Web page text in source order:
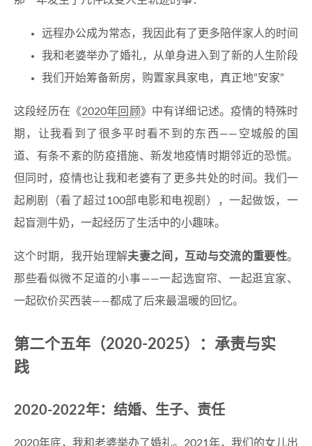
远程办公成为常态，我因此有了更多陪伴家人的时间
我和老婆举办了婚礼，从单身进入到了新的人生阶段
我们开始筹备新房，购置家具家电，真正地”安家”
这段经历在《2020年回顾》中有详细记述。疫情的特殊时
期，让我看到了很多平时看不到的东西——空城般的国
道、有条不紊的防疫措施、新发地疫情时期邻近的恐慌。
但同时，疫情也让我和老婆有了更多共处的时间。我们一
起刷剧（看了超过100部电影和电视剧），一起做饭，一
起盲测牛奶，一起经历了生活中的小趣味。
这个时期，我开始理解夫妻之间，互动与交流的重要性。
那些看似微不足道的小事——一起选窗帘、一起逛宜家、
一起砍价买西装——都成了后来最温暖的回忆。
第二个五年（2020-2025）：承责与实
践
2020-2022年：结婚、生子、责任
2020年底，我和老婆举办了婚礼。2021年，我们的女儿出